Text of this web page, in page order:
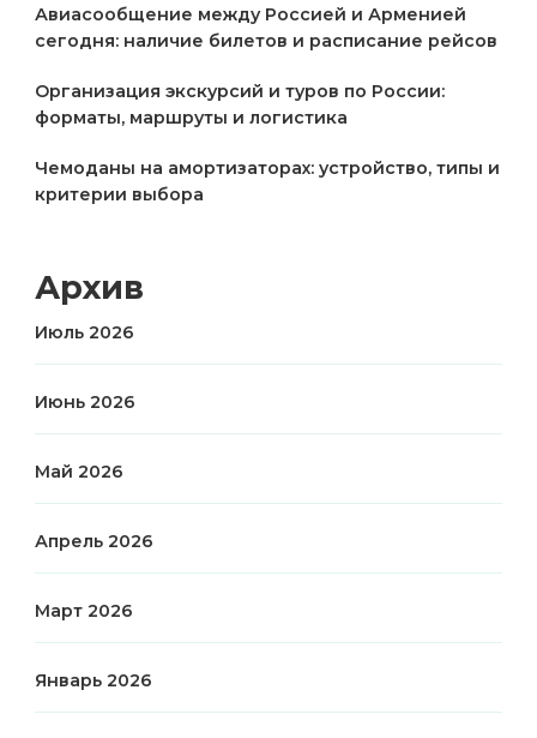
Авиасообщение между Россией и Арменией
сегодня: наличие билетов и расписание рейсов
Организация экскурсий и туров по России:
форматы, маршруты и логистика
Чемоданы на амортизаторах: устройство, типы и
критерии выбора
Архив
Июль 2026
Июнь 2026
Май 2026
Апрель 2026
Март 2026
Январь 2026